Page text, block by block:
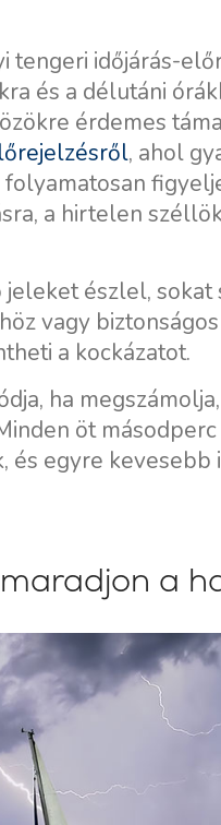
időjárás-
és a délutáni
érdemes
, ahol
a hirtelen
észlel,
vagy
a kockázatot.
ha
öt
és egyre kevesebb
a